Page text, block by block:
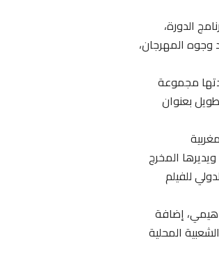
الدورة،
وجوه المهرجان،
مجموعة
بعنوان
المخرج
للفيلم
إضافة
المحلية